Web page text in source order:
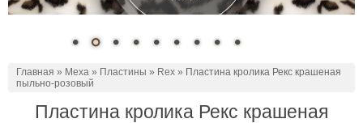
Главная » Меха » Пластины » Rex » Пластина кролика Рекс крашеная
пыльно-розовый
Пластина кролика Рекс крашеная